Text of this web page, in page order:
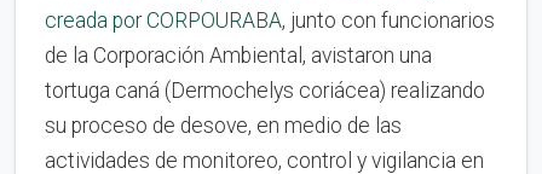
creada por CORPOURABA, junto con funcionarios
de la Corporación Ambiental, avistaron una
tortuga caná (Dermochelys coriácea) realizando
su proceso de desove, en medio de las
actividades de monitoreo, control y vigilancia en